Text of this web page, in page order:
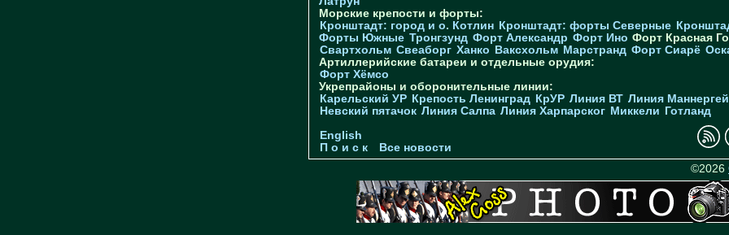
Морские крепости и форты:
Кронштадт: город и о. Котлин Кронштадт: форты Северные
Форты Южные Тронгзунд Форт Александр Форт Ино Форт Красная
Свартхольм Свеаборг Ханко Ваксхольм Марстранд Форт Сиарё
Артиллерийские батареи и отдельные орудия:
Форт Хёмсо
Укрепрайоны и оборонительные линии:
Карельский УР Крепость Ленинград КрУР Линия ВТ Линия
Невский пятачок Линия Салпа Линия Харпарског Миккели
Готланд
English
П о и с к
Все новости
©2026